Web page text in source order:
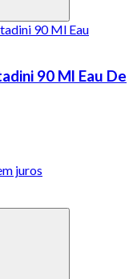
90 Ml Eau De
juros